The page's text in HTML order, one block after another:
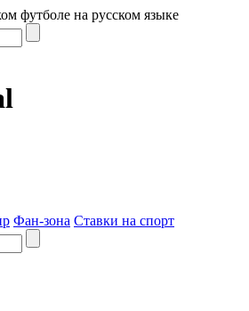
футболе на русском языке
Фан-зона Ставки на спорт